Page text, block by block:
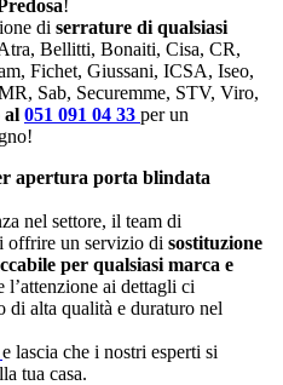
!
di serrature di qualsiasi
Bellitti, Bonaiti, Cisa, CR,
Fichet, Giussani, ICSA, Iseo,
Sab, Securemme, STV, Viro,
al 051 091 04 33 per un
apertura porta blindata
nel settore, il team di
offrire un servizio di sostituzione
per qualsiasi marca e
l’attenzione ai dettagli ci
di alta qualità e duraturo nel
e lascia che i nostri esperti si
tua casa.